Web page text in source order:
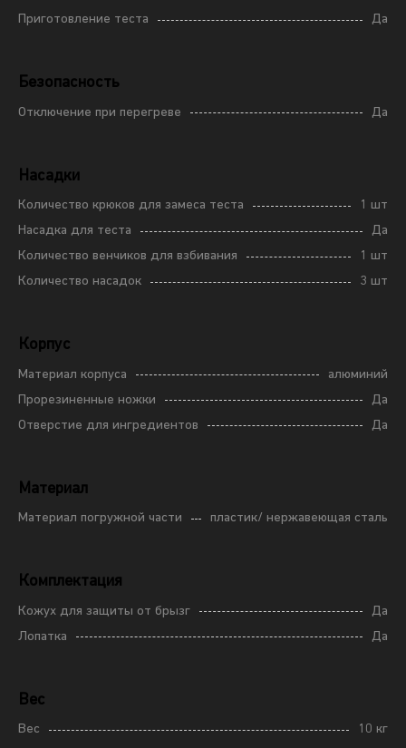
Приготовление теста Да
Безопасность
Отключение при перегреве Да
Насадки
Количество крюков для замеса теста
1 шт
Насадка для теста
Да
Количество венчиков для взбивания
1 шт
Количество насадок
3 шт
Корпус
Материал корпуса
алюминий
Прорезиненные ножки
Да
Отверстие для ингредиентов
Да
Материал
Материал погружной части пластик/ нержавеющая сталь
Комплектация
Кожух для защиты от брызг
Да
Лопатка
Да
Вес
Вес 10 кг